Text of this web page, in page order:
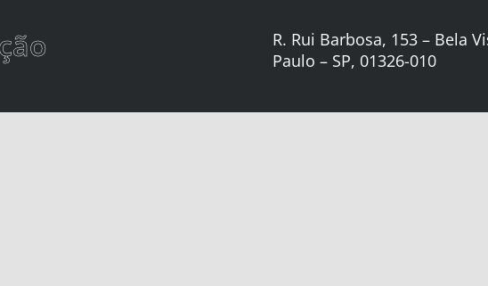
R. Rui Barbosa, 153 – Bela
Paulo – SP, 01326-010